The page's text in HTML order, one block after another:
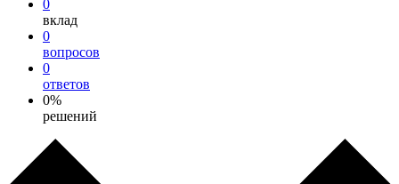
0
вклад
0
вопросов
0
ответов
0%
решений